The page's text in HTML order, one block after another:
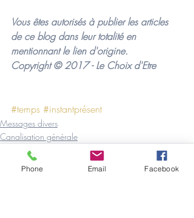
Vous êtes autorisés à publier les articles
de ce blog dans leur totalité en
mentionnant le lien d'origine.
Copyright © 2017 - Le Choix d'Etre
#temps #instantprésent
Messages divers
Canalisation générale
Phone Email Facebook